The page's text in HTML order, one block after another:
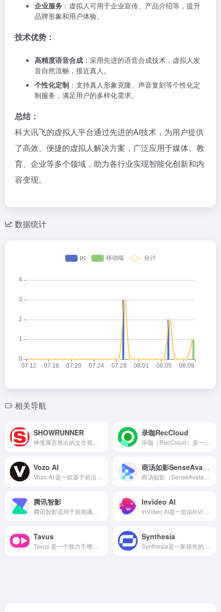
企业服务 ：虚拟人可用于企业宣传、产品介绍等，提升
品牌形象和用户体验。
技术优势：
高精度语音合成 ：采用先进的语音合成技术，虚拟人发
音自然流畅，接近真人。
个性化定制 ：支持真人形象克隆、声音复刻等个性化定
制服务，满足用户的多样化需求。
总结：
科大讯飞的虚拟人平台通过先进的AI技术，为用户提供
了高效、便捷的虚拟人解决方案，广泛应用于媒体、教
育、企业等多个领域，助力各行业实现智能化创新和内
容变现。
数据统计
相关导航
SHOWRUNNER ​录咖RecCloud
Vozo AI 商汤如影SenseAvatarAI视频
腾讯智影 Invideo AI
Tavus Synthesia